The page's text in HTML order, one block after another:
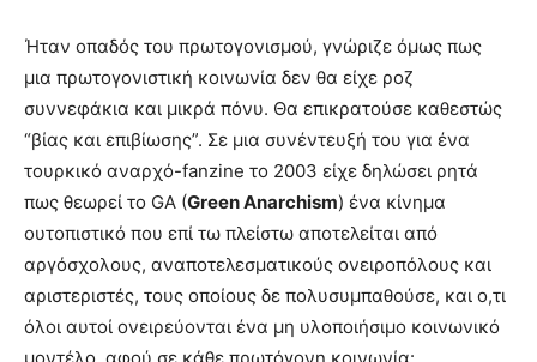
Ήταν οπαδός του πρωτογονισμού, γνώριζε όμως πως
μια πρωτογονιστική κοινωνία δεν θα είχε ροζ
συννεφάκια και μικρά πόνυ. Θα επικρατούσε καθεστώς
“βίας και επιβίωσης”. Σε μια συνέντευξή του για ένα
τουρκικό αναρχό-fanzine το 2003 είχε δηλώσει ρητά
πως θεωρεί το GA (Green Anarchism) ένα κίνημα
ουτοπιστικό που επί τω πλείστω αποτελείται από
αργόσχολους, αναποτελεσματικούς ονειροπόλους και
αριστεριστές, τους οποίους δε πολυσυμπαθούσε, και ο,τι
όλοι αυτοί ονειρεύονται ένα μη υλοποιήσιμο κοινωνικό